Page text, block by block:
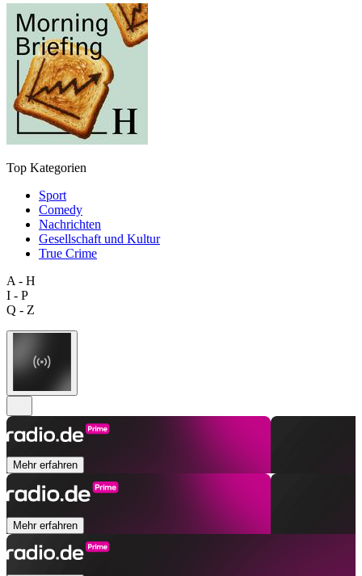
Top Kategorien
Sport
Comedy
Nachrichten
Gesellschaft und Kultur
True Crime
A - H
I - P
Q - Z
Mehr erfahren
Mehr erfahren